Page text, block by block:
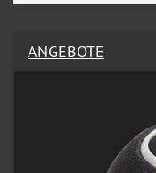
ANGEBOTE